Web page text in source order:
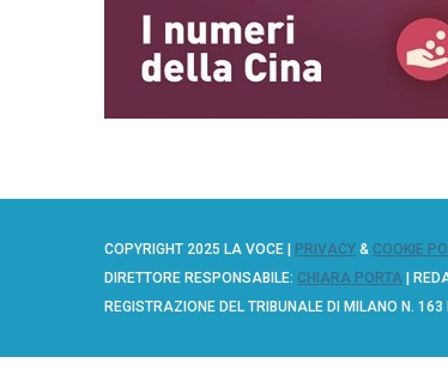
COPYRIGHT 2025 LA VOCE | PRIVACY & COOKIE
DIRETTORE RESPONSABILE: CHIARA PORTA |
REGISTRAZIONE DEL TRIBUNALE DI MILANO N.
o
r
: